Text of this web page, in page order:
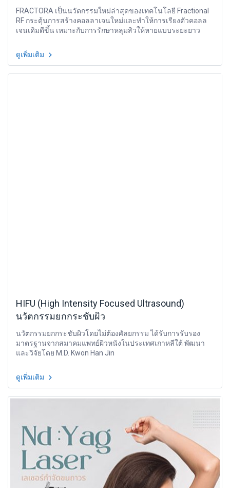
FRACTORA เป็นนวัตกรรมใหม่ล่าสุดของเทคโนโลยี Fractional
RF กระตุ้นการสร้างคอลลาเจนใหม่และทำให้การเรียงตัวคอลล
เจนเดิมดีขึ้น เหมาะกับการรักษาหลุมสิวให้หายแบบระยะยาว
ดูเพิ่มเติม
HIFU (High Intensity Focused Ultrasound)
นวัตกรรมยกกระชับผิว
นวัตกรรมยกกระชับผิวโดยไม่ต้องศัลยกรรม ได้รับการรับรอง
มาตรฐานจากสมาคมแพทย์ผิวหนังในประเทศเกาหลีใต้ พัฒนา
และวิจัยโดย M.D. Kwon Han Jin
ดูเพิ่มเติม